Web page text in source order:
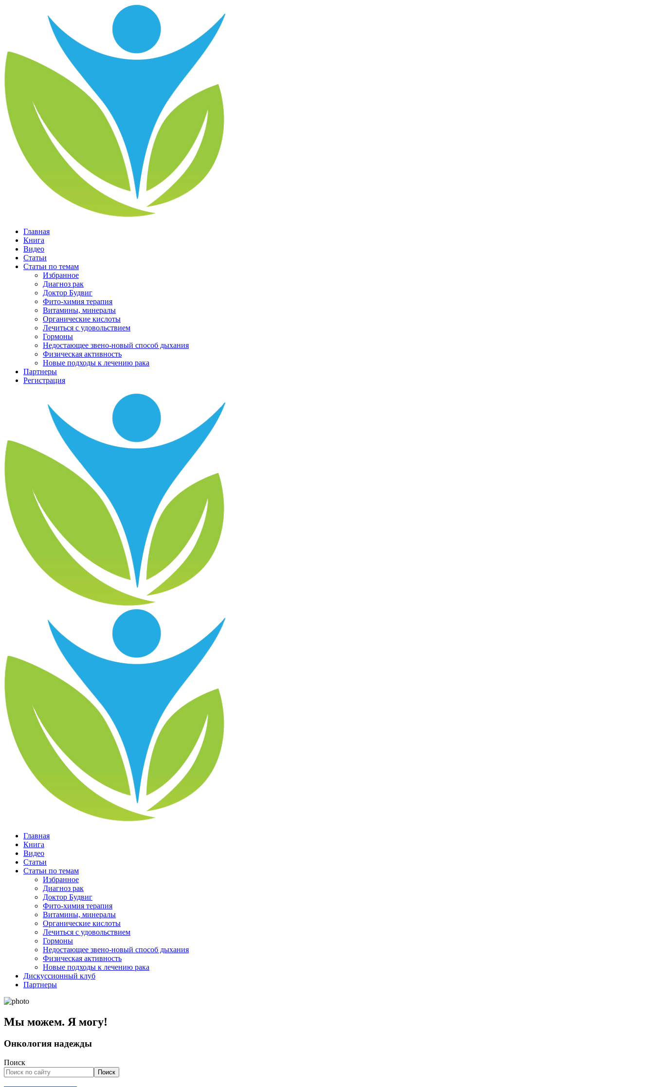
Главная
Книга
Видео
Статьи
Статьи по темам
Избранное
Диагноз рак
Доктор Будвиг
Фито-химия терапия
Витамины, минералы
Органические кислоты
Лечиться с удовольствием
Гормоны
Недостающее звено-новый способ дыхания
Физическая активность
Новые подходы к лечению рака
Партнеры
Регистрация
Главная
Книга
Видео
Статьи
Статьи по темам
Избранное
Диагноз рак
Доктор Будвиг
Фито-химия терапия
Витамины, минералы
Органические кислоты
Лечиться с удовольствием
Гормоны
Недостающее звено-новый способ дыхания
Физическая активность
Новые подходы к лечению рака
Дискуссионный клуб
Партнеры
Мы можем. Я могу!
Онкология надежды
Поиск
Поиск